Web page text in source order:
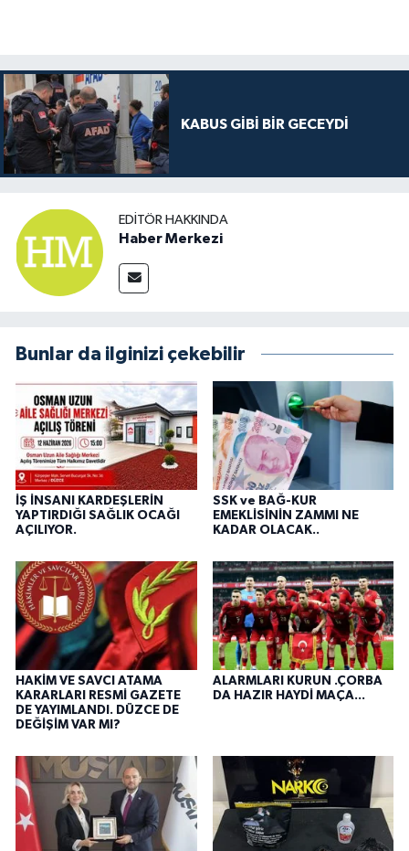
KABUS GİBİ BİR GECEYDİ
EDITÖR HAKKINDA
Haber Merkezi
Bunlar da ilginizi çekebilir
İŞ İNSANI KARDEŞLERİN
YAPTIRDIĞI SAĞLIK OCAĞI
AÇILIYOR.
SSK ve BAĞ-KUR
EMEKLİSİNİN ZAMMI NE
KADAR OLACAK..
HAKİM VE SAVCI ATAMA
KARARLARI RESMİ GAZETE
DE YAYIMLANDI. DÜZCE DE
DEĞİŞİM VAR MI?
ALARMLARI KURUN .ÇORBA
DA HAZIR HAYDİ MAÇA...